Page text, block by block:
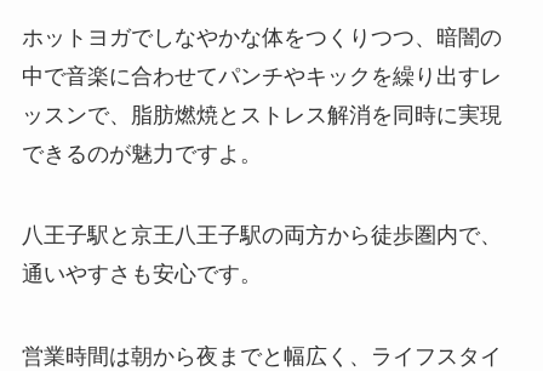
ホットヨガでしなやかな体をつくりつつ、暗闇の
中で音楽に合わせてパンチやキックを繰り出すレ
ッスンで、脂肪燃焼とストレス解消を同時に実現
できるのが魅力ですよ。
八王子駅と京王八王子駅の両方から徒歩圏内で、
通いやすさも安心です。
営業時間は朝から夜までと幅広く、ライフスタイ